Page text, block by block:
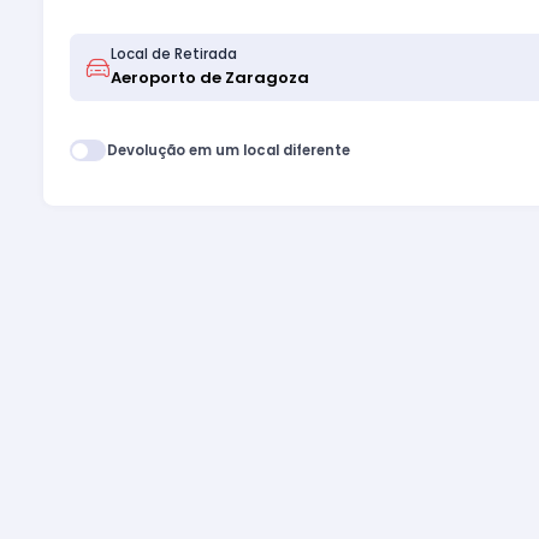
Local de Retirada
Devolução em um local diferente